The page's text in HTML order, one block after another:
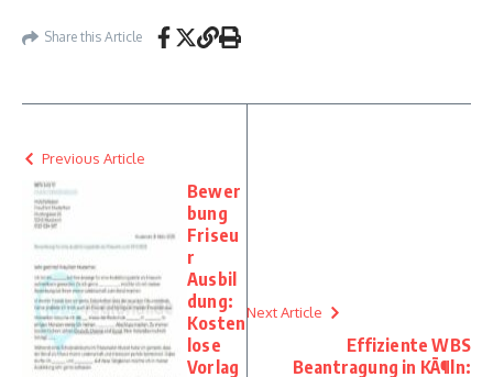
Share this Article
Previous Article
Bewer
bung
Friseu
r
Ausbil
dung:
Kosten
lose
Vorlag
Next Article
Effiziente WBS
Beantragung in KÃ¶ln: